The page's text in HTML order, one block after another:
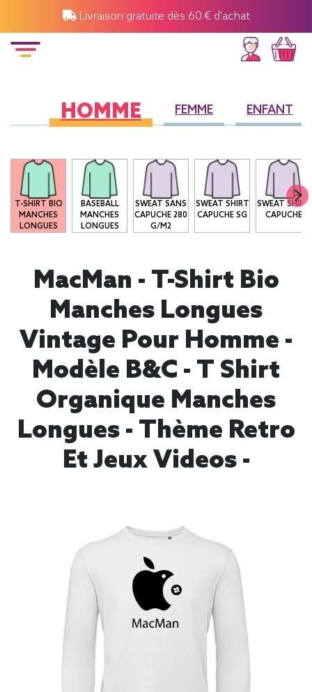
Livraison gratuite dès 60 € d'achat
HOMME FEMME ENFANT
T-SHIRT BIO
MANCHES
LONGUES
BASEBALL
MANCHES
LONGUES
SWEAT SANS
CAPUCHE 280
G/M2
SWEAT SHIRT
CAPUCHE SG
SWEAT SHIRT
CAPUCHE
MacMan - T-Shirt Bio
Manches Longues
Vintage Pour Homme -
Modèle B&C - T Shirt
Organique Manches
Longues - Thème Retro
Et Jeux Videos -